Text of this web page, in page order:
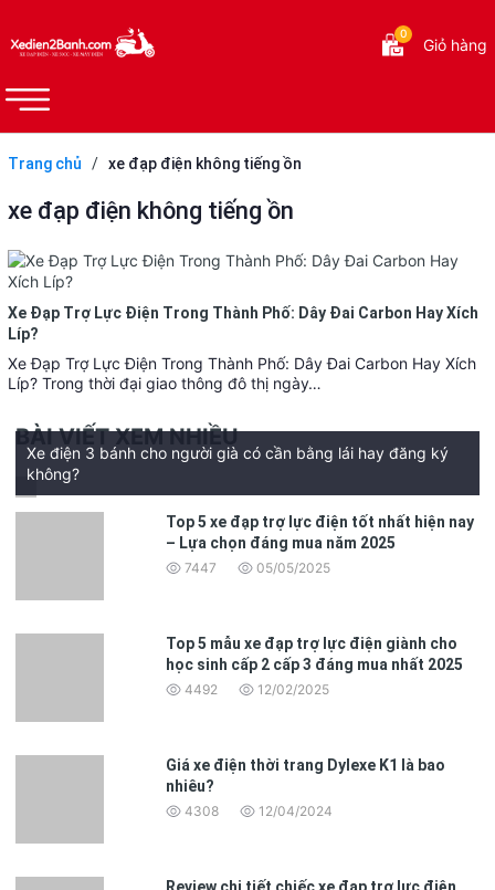
0
Giỏ hàng
Trang chủ / xe đạp điện không tiếng ồn
xe đạp điện không tiếng ồn
Xe Đạp Trợ Lực Điện Trong Thành Phố: Dây Đai Carbon Hay Xích
Líp?
Xe Đạp Trợ Lực Điện Trong Thành Phố: Dây Đai Carbon Hay Xích
Líp? Trong thời đại giao thông đô thị ngày…
BÀI VIẾT XEM NHIỀU
Xe điện 3 bánh cho người già có cần bằng lái hay đăng ký
không?
Top 5 xe đạp trợ lực điện tốt nhất hiện nay
– Lựa chọn đáng mua năm 2025
7447 05/05/2025
Top 5 mẫu xe đạp trợ lực điện giành cho
học sinh cấp 2 cấp 3 đáng mua nhất 2025
4492 12/02/2025
Giá xe điện thời trang Dylexe K1 là bao
nhiêu?
4308 12/04/2024